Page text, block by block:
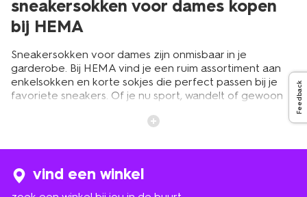
sneakersokken voor dames kopen
bij HEMA
Sneakersokken voor dames zijn onmisbaar in je
garderobe. Bij HEMA vind je een ruim assortiment aan
enkelsokken en korte sokjes die perfect passen bij je
favoriete sneakers. Of je nu sport, wandelt of gewoon
draagcomfort. Ze zijn onzichtbaar in je schoenen en
scala aan korte sokken voor dames in verschillende
enkelsokken tot vrolijke prints, er is voor elk wat wils.
vind een winkel
Feedback